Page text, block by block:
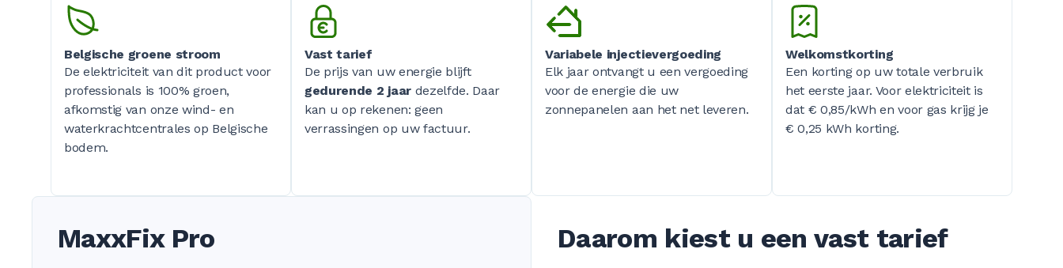
Belgische groene stroom
De elektriciteit van dit product voor
professionals is 100% groen,
afkomstig van onze wind- en
waterkrachtcentrales op Belgische
bodem.
Vast tarief
De prijs van uw energie blijft
gedurende 2 jaardezelfde. Daar
kan u op rekenen: geen
verrassingen op uw factuur.
Variabele injectievergoeding
Elk jaar ontvangt u een vergoeding
voor de energie die uw
zonnepanelen aan het net leveren.
Welkomstkorting
Een korting op uw totale verbruik
het eerste jaar. Voor elektriciteit is
dat € 0,85/kWh en voor gas krijg je
€ 0,25 kWh korting.
MaxxFix Pro Daarom kiest u een vast tarief